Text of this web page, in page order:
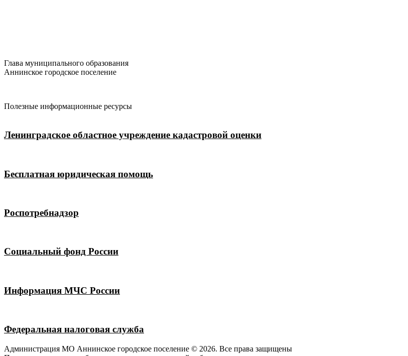
Глава муниципального образования
Аннинское городское поселение
Полезные информационные ресурсы
Ленинградское областное учреждение кадастровой оценки
Бесплатная юридическая помощь
Роспотребнадзор
Социальный фонд России
Информация МЧС России
Федеральная налоговая служба
Администрация МО Аннинское городское поселение © 2026. Все права защищены